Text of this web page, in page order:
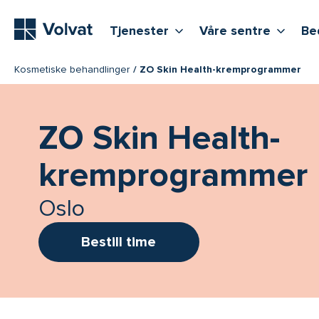
Tjenester Vis flere undernivåer
Våre sentre Vis
Kosmetiske behandlinger ZO Skin Health-kremprogrammer
ZO Skin Health-
kremprogrammer
Oslo
Bestill time